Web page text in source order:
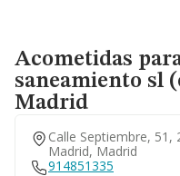
Acometidas
saneamiento sl
Madrid
Calle Septiembre, 51,
Madrid, Madrid
914851335